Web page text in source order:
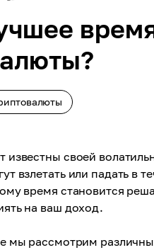
известны своей
взлетать или падать в
время становится
на ваш доход.
мы рассмотрим